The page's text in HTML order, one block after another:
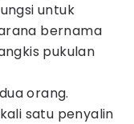
untuk
bernama
pukulan
orang.
satu penyalin